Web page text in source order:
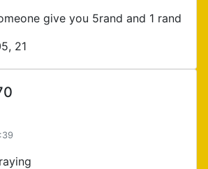
give you 5rand and 1 rand
21